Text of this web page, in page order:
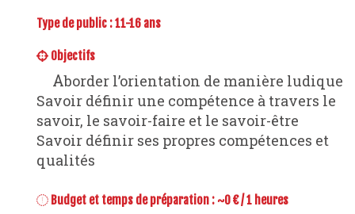
Type de public : 11-16 ans
Objectifs
Aborder l’orientation de manière ludique
Savoir définir une compétence à travers le
savoir, le savoir-faire et le savoir-être
Savoir définir ses propres compétences et
qualités
Budget et temps de préparation : ~0 € / 1 heures